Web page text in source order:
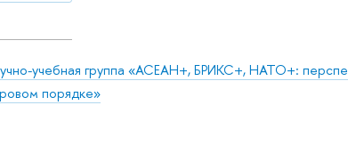
учебная группа «АСЕАН+, БРИКС+, НАТО+:
порядке»